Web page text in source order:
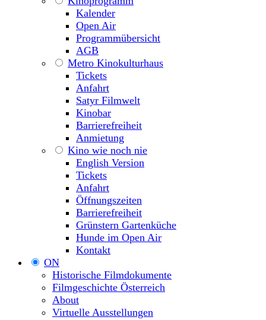
Kalender
Open Air
Programmübersicht
AGB
Metro Kinokulturhaus
Tickets
Anfahrt
Satyr Filmwelt
Kinobar
Barrierefreiheit
Anmietung
Kino wie noch nie
English Version
Tickets
Anfahrt
Öffnungszeiten
Barrierefreiheit
Grünstern Gartenküche
Hunde im Open Air
Kontakt
ON
Historische Filmdokumente
Filmgeschichte Österreich
About
Virtuelle Ausstellungen